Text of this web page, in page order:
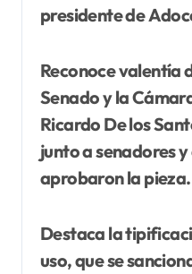
presidente de
Reconoce valentía
Senado y la
Ricardo De los
junto a senadores
aprobaron la pieza.
Destaca la
uso, que se